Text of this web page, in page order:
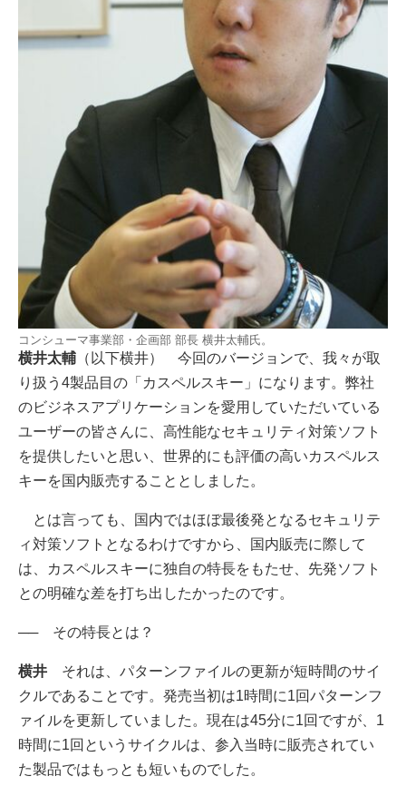
コンシューマ事業部・企画部 部長 横井太輔氏。
横井太輔 （以下横井） 今回のバージョンで、我々が取
り扱う4製品目の「カスペルスキー」になります。弊社
のビジネスアプリケーションを愛用していただいている
ユーザーの皆さんに、高性能なセキュリティ対策ソフト
を提供したいと思い、世界的にも評価の高いカスペルス
キーを国内販売することとしました。
とは言っても、国内ではほぼ最後発となるセキュリテ
ィ対策ソフトとなるわけですから、国内販売に際して
は、カスペルスキーに独自の特長をもたせ、先発ソフト
との明確な差を打ち出したかったのです。
── その特長とは？
横井 それは、パターンファイルの更新が短時間のサイ
クルであることです。発売当初は1時間に1回パターンフ
ァイルを更新していました。現在は45分に1回ですが、1
時間に1回というサイクルは、参入当時に販売されてい
た製品ではもっとも短いものでした。